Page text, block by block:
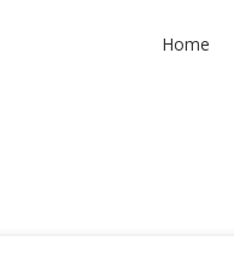
Home